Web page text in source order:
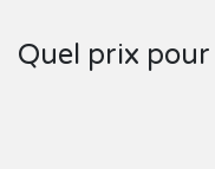
Quel prix